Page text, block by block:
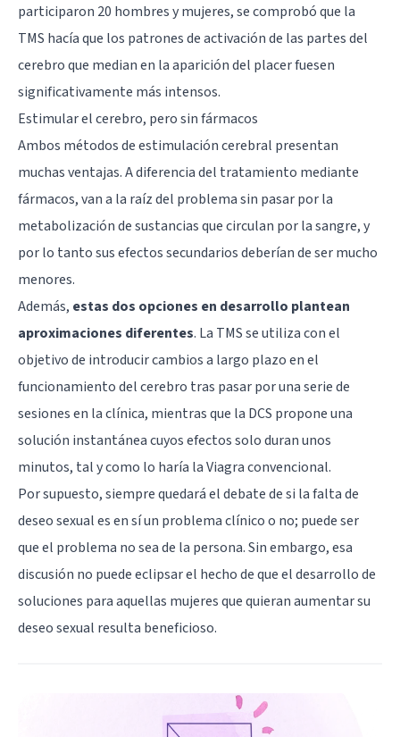
participaron 20 hombres y mujeres, se comprobó que la
TMS hacía que los patrones de activación de las partes del
cerebro que median en la aparición del placer fuesen
significativamente más intensos.
Estimular el cerebro, pero sin fármacos
Ambos métodos de estimulación cerebral presentan
muchas ventajas. A diferencia del tratamiento mediante
fármacos, van a la raíz del problema sin pasar por la
metabolización de sustancias que circulan por la sangre, y
por lo tanto sus efectos secundarios deberían de ser mucho
menores.
Además, estas dos opciones en desarrollo plantean
aproximaciones diferentes. La TMS se utiliza con el
objetivo de introducir cambios a largo plazo en el
funcionamiento del cerebro tras pasar por una serie de
sesiones en la clínica, mientras que la DCS propone una
solución instantánea cuyos efectos solo duran unos
minutos, tal y como lo haría la Viagra convencional.
Por supuesto, siempre quedará el debate de si la falta de
deseo sexual es en sí un problema clínico o no; puede ser
que el problema no sea de la persona. Sin embargo, esa
discusión no puede eclipsar el hecho de que el desarrollo de
soluciones para aquellas mujeres que quieran aumentar su
deseo sexual resulta beneficioso.